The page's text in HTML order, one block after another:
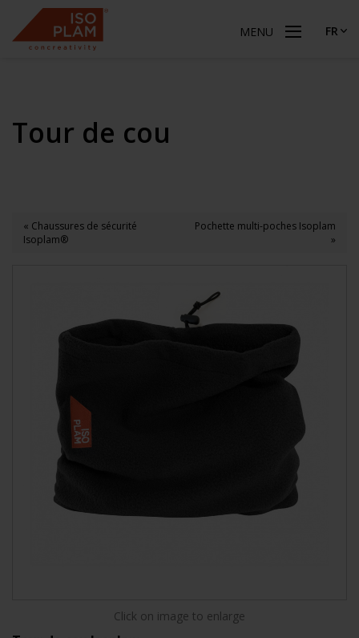
MENU FR
Tour de cou
« Chaussures de sécurité
Isoplam®
Pochette multi-poches Isoplam
»
Click on image to enlarge